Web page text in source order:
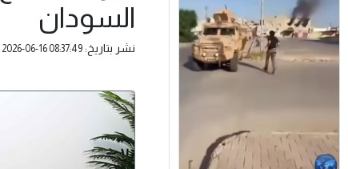
السودان
نشر بتاريخ: 2026-06-16 08:37:49